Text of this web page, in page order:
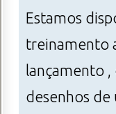
Estamos
treinamento
lançamento ,
desenhos de